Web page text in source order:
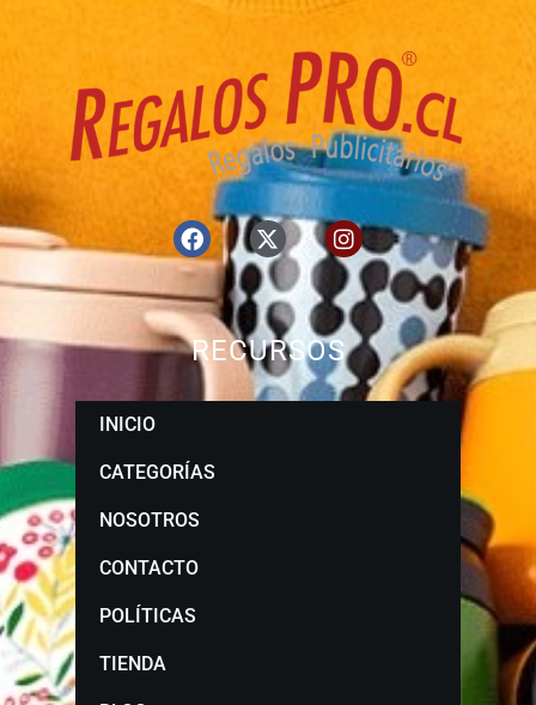
RECURSOS
INICIO
CATEGORÍAS
NOSOTROS
CONTACTO
POLÍTICAS
TIENDA